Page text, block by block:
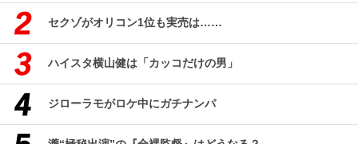
セクゾがオリコン1位も実売は……
ハイスタ横山健は「カッコだけの男」
ジローラモがロケ中にガチナンパ